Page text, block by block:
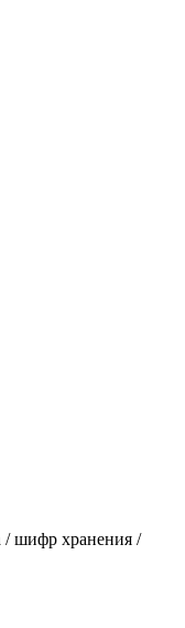
/ шифр хранения /